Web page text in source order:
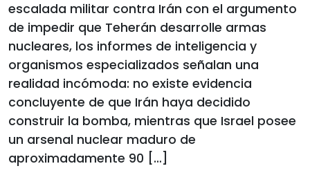
escalada militar contra Irán con el argumento
de impedir que Teherán desarrolle armas
nucleares, los informes de inteligencia y
organismos especializados señalan una
realidad incómoda: no existe evidencia
concluyente de que Irán haya decidido
construir la bomba, mientras que Israel posee
un arsenal nuclear maduro de
aproximadamente 90 […]